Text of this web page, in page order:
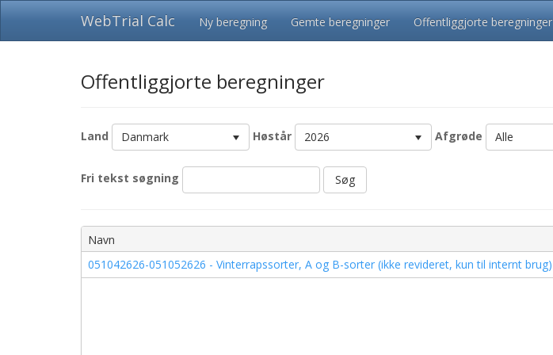
WebTrial Calc Ny beregning Gemte beregninger Offentliggjorte beregninger
Offentliggjorte beregninger
Land Danmark Høstår 2026 Afgrøde Alle
Fri tekst søgning Søg
Navn
051042626-051052626 - Vinterrapssorter, A og B-sorter (ikke revideret, kun til internt brug)